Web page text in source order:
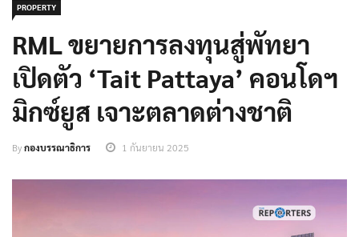
PROPERTY
RML ขยายการลงทุนสู่พัทยา
เปิดตัว ‘Tait Pattaya’ คอนโดฯ
มิกซ์ยูส เจาะตลาดต่างชาติ
Byกองบรรณาธิการ 1 กันยายน 2025